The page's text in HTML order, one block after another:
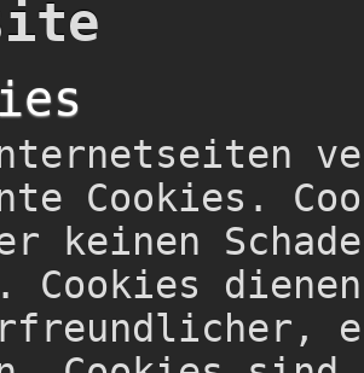
Cookies.
keinen
Cookies